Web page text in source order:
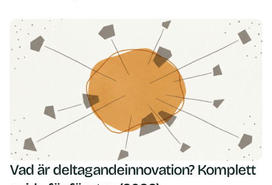
Vad är deltagandeinnovation? Komplett